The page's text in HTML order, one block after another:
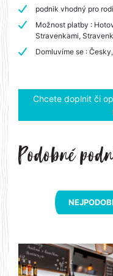
podnik vhodný pro
Možnost platby :
Stravenkami,
Domluvíme se :
Chcete doplnit či